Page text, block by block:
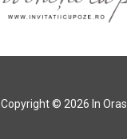
Copyright © 2026 In Oras